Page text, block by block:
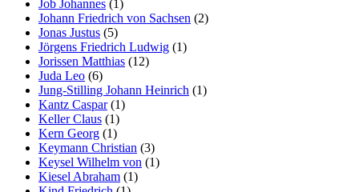
Job Johannes (1)
Johann Friedrich von Sachsen (2)
Jonas Justus (5)
Jörgens Friedrich Ludwig (1)
Jorissen Matthias (12)
Juda Leo (6)
Jung-Stilling Johann Heinrich (1)
Kantz Caspar(1)
Keller Claus (1)
Kern Georg (1)
Keymann Christian (3)
Keysel Wilhelm von (1)
Kiesel Abraham (1)